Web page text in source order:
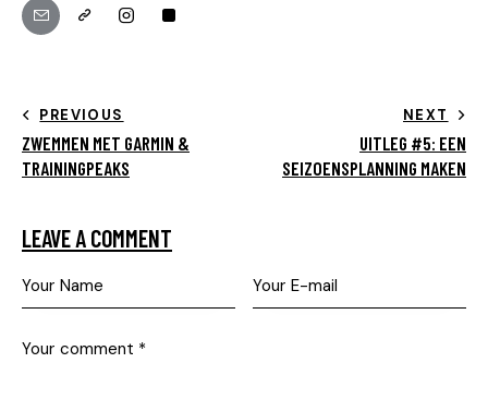
PREVIOUS
ZWEMMEN MET GARMIN &
TRAININGPEAKS
NEXT
UITLEG #5: EEN
SEIZOENSPLANNING MAKEN
LEAVE A COMMENT